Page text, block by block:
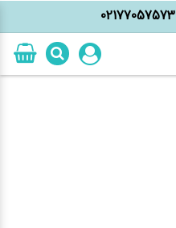
02177057573